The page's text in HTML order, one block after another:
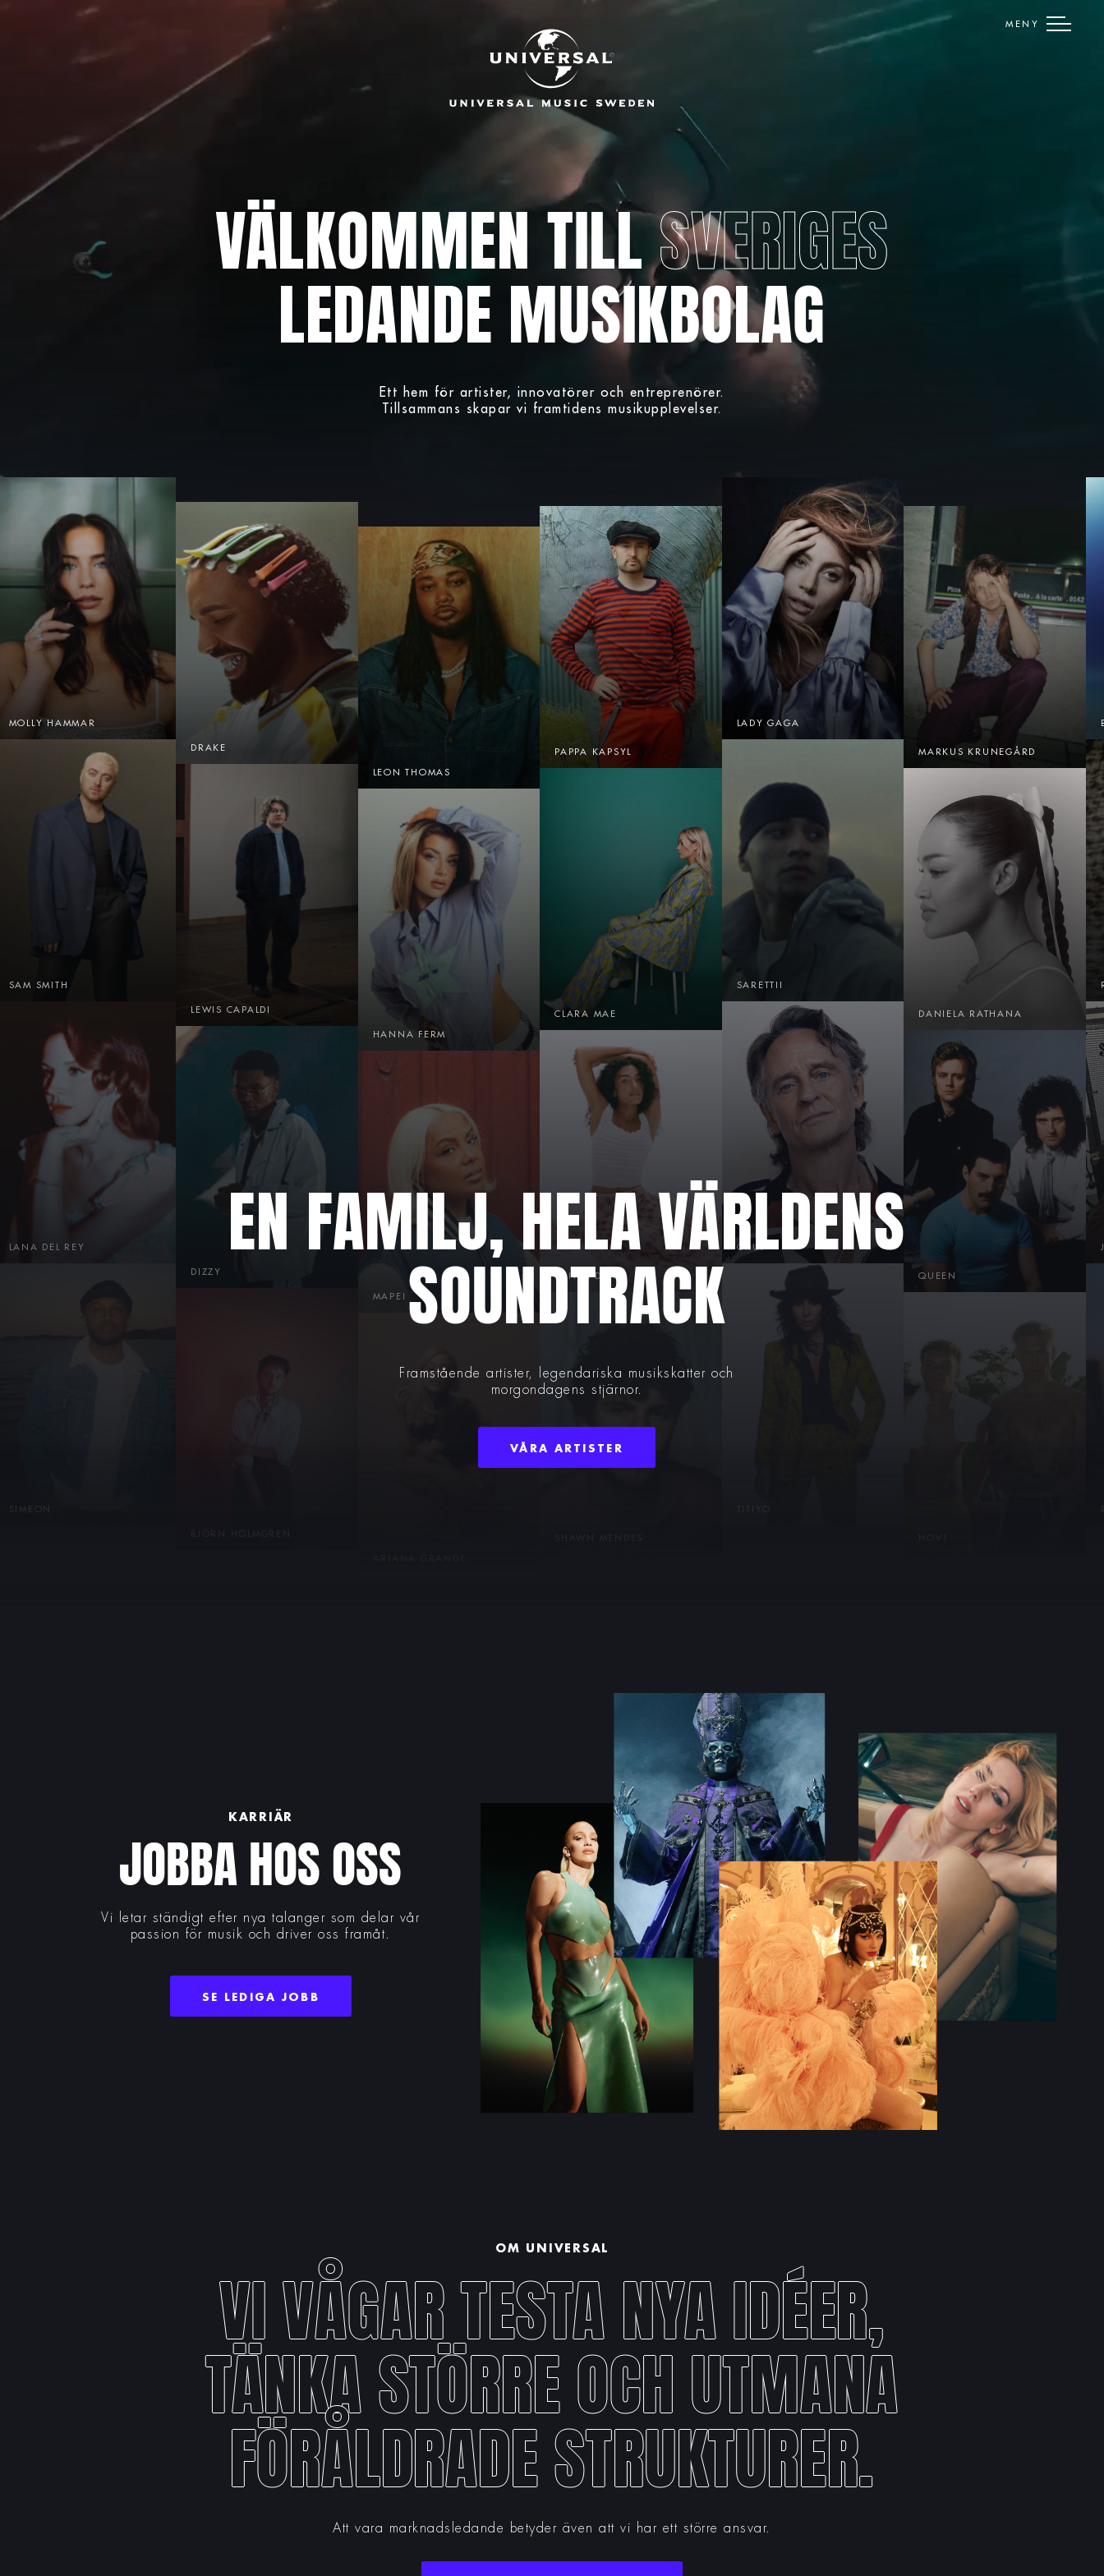
MENY
VÄLKOMMEN TILLSVERIGES
LEDANDE MUSIKBOLAG
Ett hem för artister, innovatörer och entreprenörer.
Tillsammans skapar vi framtidens musikupplevelser.
LEWIS CAPALDI
SAM SMITH
LANA DEL REY
SIMEON
DRAKE
MOLLY HAMMAR
DIZZY
LEON THOMAS
HANNA FERM
MAPEI
PAPPA KAPSYL
CLARA MAE
OLIVIA DEAN
LADY GAGA
SARETTII
ORUP
MARKUS KRUNEGÅRD
DANIELA RATHANA
QUEEN
EN FAMILJ, HELA VÄRLDENS
SOUNDTRACK
Framstående artister, legendariska musikskatter och
morgondagens stjärnor.
VÅRA ARTISTER
KARRIÄR
JOBBA HOS OSS
Vi letar ständigt efter nya talanger som delar vår
passion för musik och driver oss framåt.
SE LEDIGA JOBB
OM UNIVERSAL
VI VÅGAR TESTA NYA IDÉER,
TÄNKA STÖRRE OCH UTMANA
FÖRÅLDRADE STRUKTURER.
Att vara marknadsledande betyder även att vi har ett större ansvar.